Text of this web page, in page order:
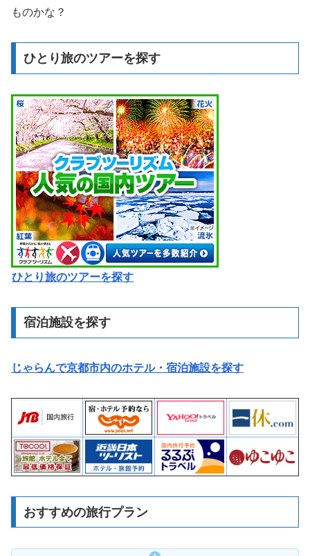
ものかな？
ひとり旅のツアーを探す
ひとり旅のツアーを探す
宿泊施設を探す
じゃらんで京都市内のホテル・宿泊施設を探す
おすすめの旅行プラン